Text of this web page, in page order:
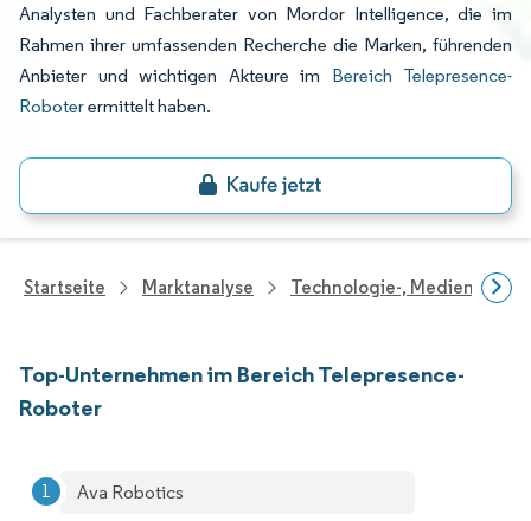
Analysten und Fachberater von Mordor Intelligence, die im
Rahmen ihrer umfassenden Recherche die Marken, führenden
Anbieter und wichtigen Akteure im Bereich Telepresence-
Roboterermittelt haben.
Startseite Marktanalyse Technologie-, Medien- Und
Top-Unternehmen im Bereich Telepresence-
Roboter
Ava Robotics